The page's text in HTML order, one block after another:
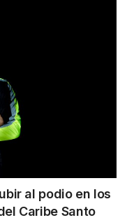
al podio en los
Caribe Santo